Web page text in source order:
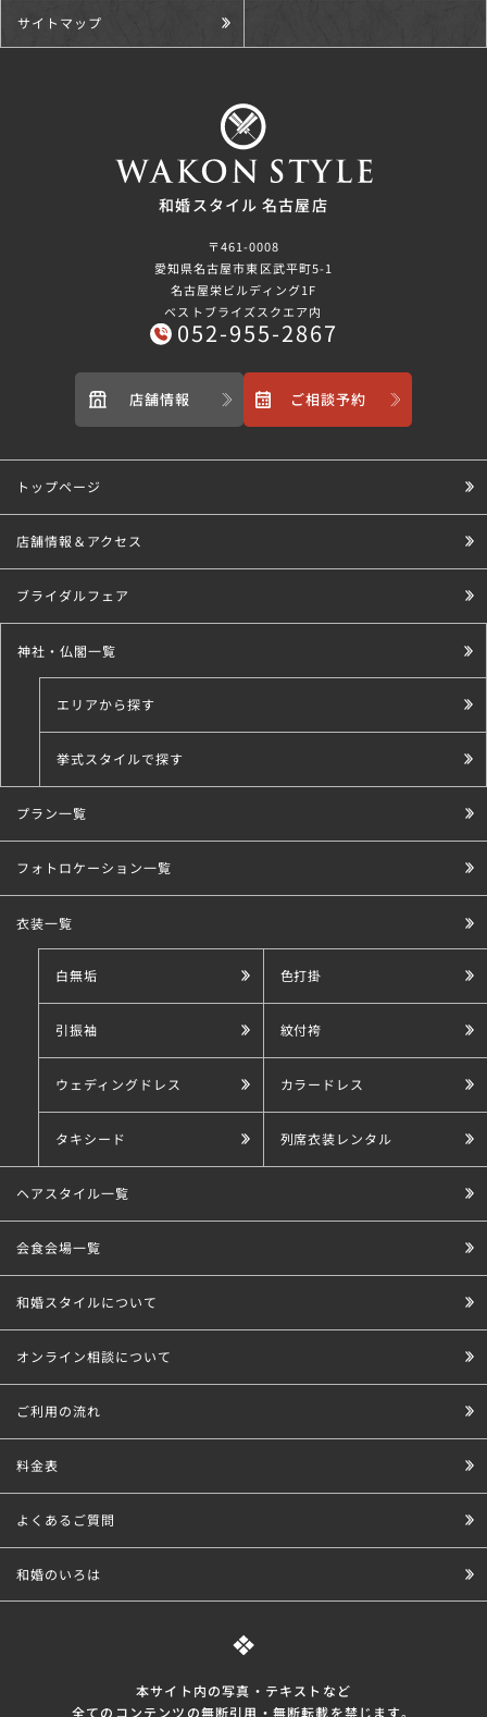
サイトマップ
和婚スタイル 名古屋店
〒461-0008
愛知県名古屋市東区武平町5-1
名古屋栄ビルディング1F
ベストブライズスクエア内
052-955-2867
店舗情報 ご相談予約
トップページ
店舗情報＆アクセス
ブライダルフェア
神社・仏閣一覧
エリアから探す
挙式スタイルで探す
こだわり条件で探す
プラン一覧
フォトロケーション一覧
衣装一覧
白無垢 色打掛
引振袖 紋付袴
ウェディングドレス カラードレス
タキシード 列席衣装レンタル
ヘアスタイル一覧
会食会場一覧
和婚スタイルについて
オンライン相談について
ご利用の流れ
料金表
よくあるご質問
和婚のいろは
本サイト内の写真・テキストなど
全てのコンテンツの無断引⽤・無断転載を禁じます。